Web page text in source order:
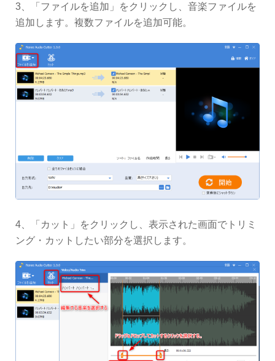
3、「ファイルを追加」をクリックし、音楽ファイルを
追加します。複数ファイルを追加可能。
4、「カット」をクリックし、表示された画面でトリミ
ング・カットしたい部分を選択します。